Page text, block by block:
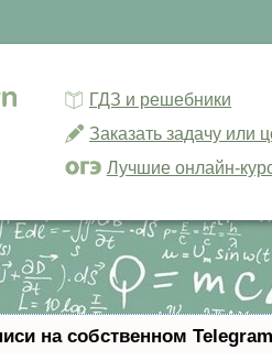
ГДЗ и решебники
Заказать задачу или
Лучшие онлайн-
на собственном